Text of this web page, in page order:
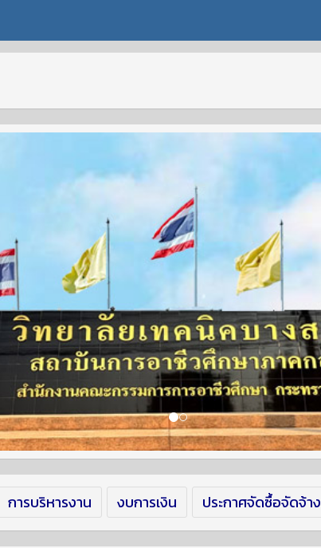
การบริหารงาน งบการเงิน ประกาศจัดซื้อจัดจ้าง